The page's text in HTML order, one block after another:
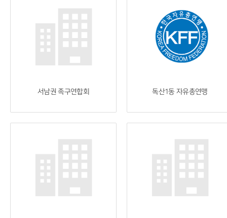
서남권 족구연합회 독산1동 자유총연맹